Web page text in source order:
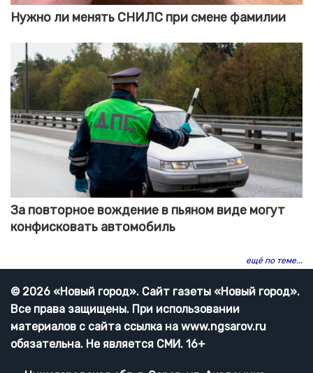
Нужно ли менять СНИЛС при смене фамилии
За повторное вождение в пьяном виде могут
конфисковать автомобиль
ещё по теме...
© 2026 «Новый город». Cайт газеты «Новый город».
Все права защищены. При использовании
материалов с сайта ссылка на www.ngsarov.ru
обязательна. Не является СМИ. 16+